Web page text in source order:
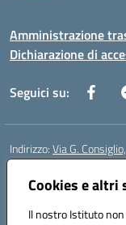
Cookies e
Il nostro Istituto
Amministrazione
Dichiarazione di
Seguici su:
Indirizzo:Via G.
Centralino:
Posta elettronica
Codice fiscale: